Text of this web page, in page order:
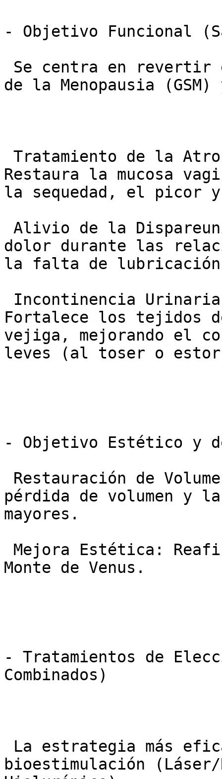
- Objetivo Funcional
de la Menopausia
Restaura la mucosa
la sequedad, el picor
dolor durante las
la falta de
Fortalece los tejidos
vejiga, mejorando el
leves (al toser o
- Objetivo Estético y
pérdida de volumen y
mayores.
Monte de Venus.
- Tratamientos de
Combinados)
bioestimulación